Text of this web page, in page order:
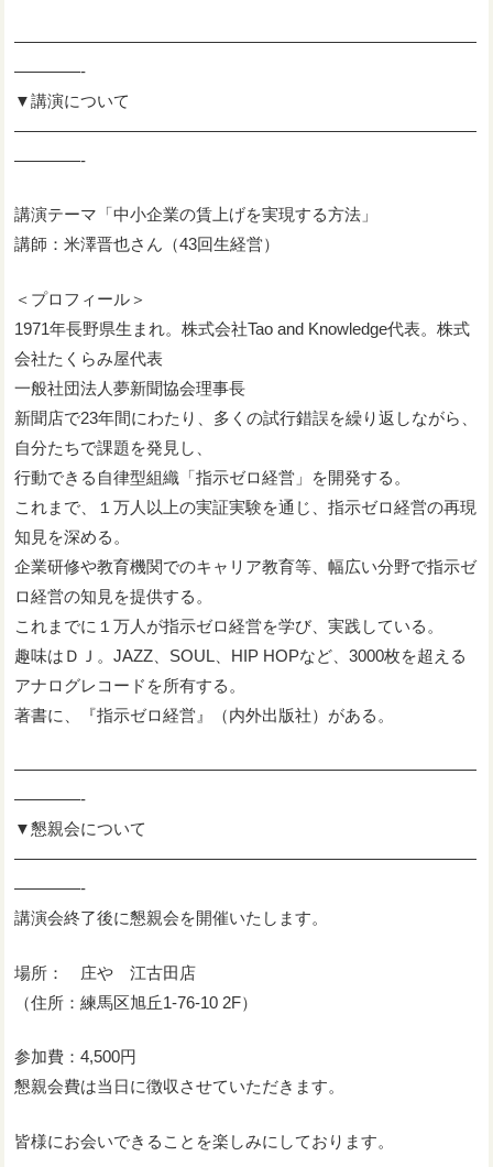
————————————————————————————
————-
▼講演について
————————————————————————————
————-
講演テーマ「中小企業の賃上げを実現する方法」
講師：米澤晋也さん（43回生経営）
＜プロフィール＞
1971年長野県生まれ。株式会社Tao and Knowledge代表。株式
会社たくらみ屋代表
一般社団法人夢新聞協会理事長
新聞店で23年間にわたり、多くの試行錯誤を繰り返しながら、
自分たちで課題を発見し、
行動できる自律型組織「指示ゼロ経営」を開発する。
これまで、１万人以上の実証実験を通じ、指示ゼロ経営の再現
知見を深める。
企業研修や教育機関でのキャリア教育等、幅広い分野で指示ゼ
ロ経営の知見を提供する。
これまでに１万人が指示ゼロ経営を学び、実践している。
趣味はＤＪ。JAZZ、SOUL、HIP HOPなど、3000枚を超える
アナログレコードを所有する。
著書に、『指示ゼロ経営』（内外出版社）がある。
————————————————————————————
————-
▼懇親会について
————————————————————————————
————-
講演会終了後に懇親会を開催いたします。
場所： 庄や 江古田店
（住所：練馬区旭丘1-76-10 2F）
参加費：4,500円
懇親会費は当日に徴収させていただきます。
皆様にお会いできることを楽しみにしております。